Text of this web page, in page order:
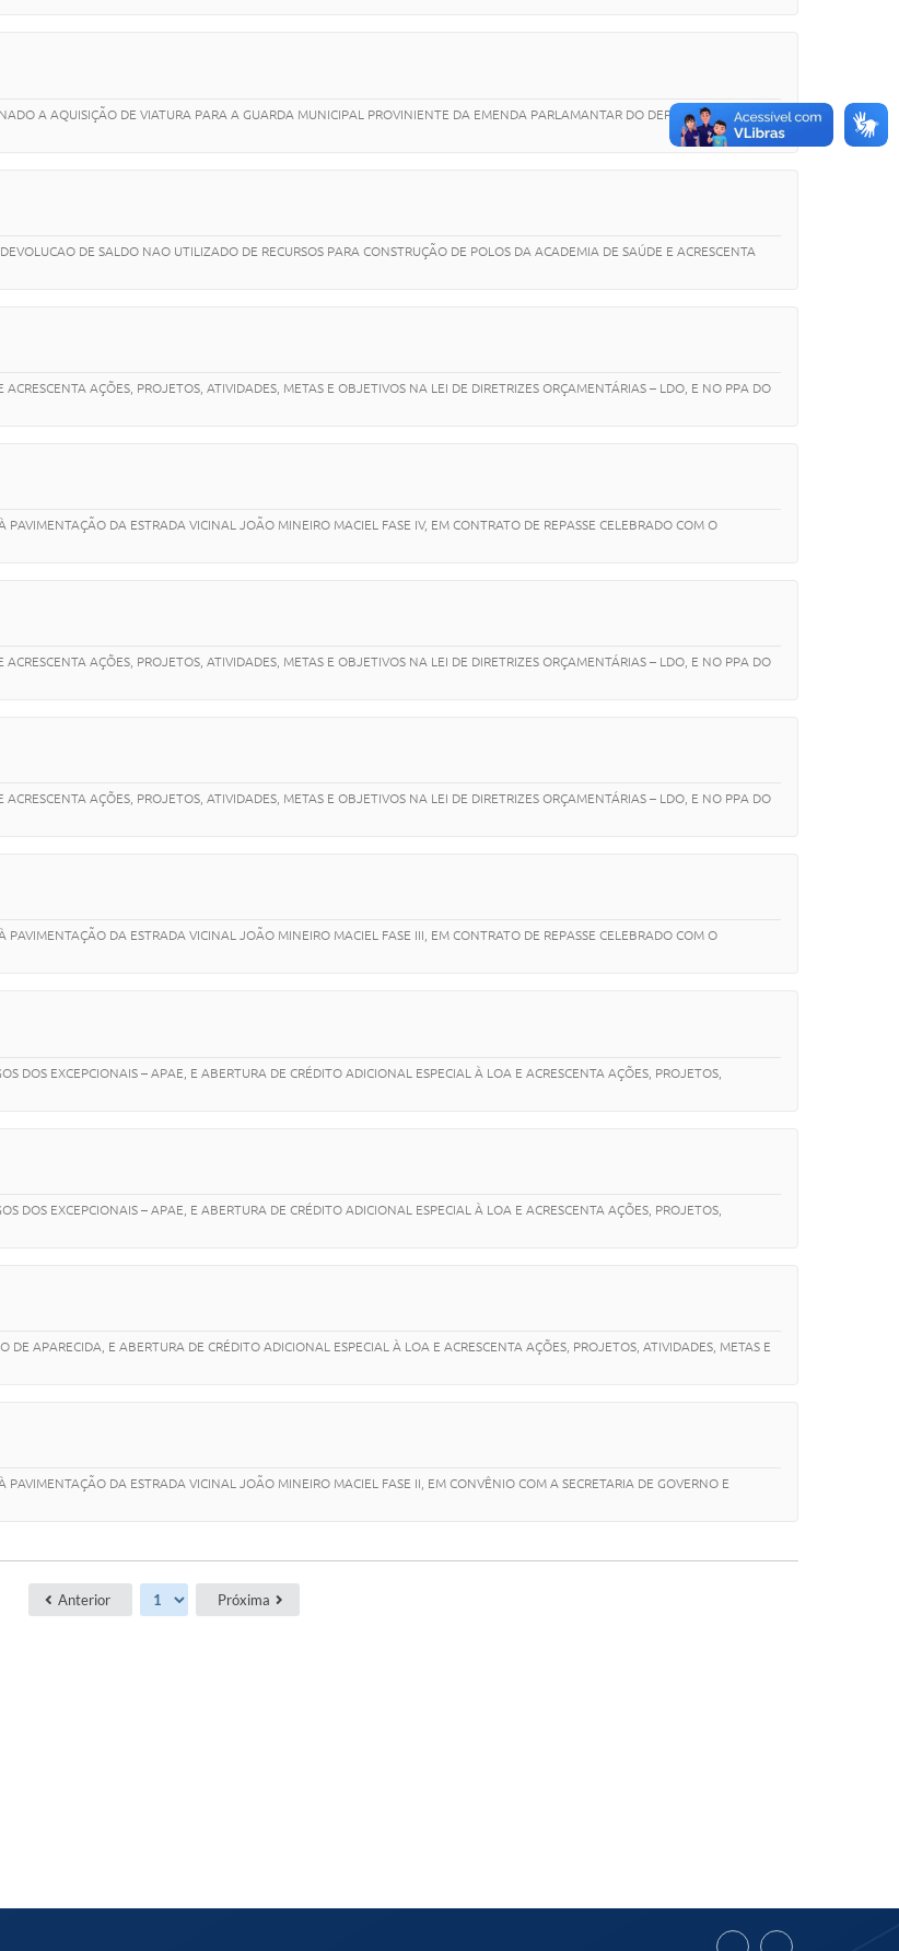
A AQUISIÇÃO DE VIATURA PARA A GUARDA MUNICIPAL PROVINIENTE DA EMENDA PARLAMANTAR DO DEPUTADO ESTADUAL
DE SALDO NAO UTILIZADO DE RECURSOS PARA CONSTRUÇÃO DE POLOS DA ACADEMIA DE SAÚDE E ACRESCENTA
AÇÕES, PROJETOS, ATIVIDADES, METAS E OBJETIVOS NA LEI DE DIRETRIZES ORÇAMENTÁRIAS – LDO, E NO PPA DO
DA ESTRADA VICINAL JOÃO MINEIRO MACIEL FASE IV, EM CONTRATO DE REPASSE CELEBRADO COM O
AÇÕES, PROJETOS, ATIVIDADES, METAS E OBJETIVOS NA LEI DE DIRETRIZES ORÇAMENTÁRIAS – LDO, E NO PPA DO
AÇÕES, PROJETOS, ATIVIDADES, METAS E OBJETIVOS NA LEI DE DIRETRIZES ORÇAMENTÁRIAS – LDO, E NO PPA DO
DA ESTRADA VICINAL JOÃO MINEIRO MACIEL FASE III, EM CONTRATO DE REPASSE CELEBRADO COM O
DOS EXCEPCIONAIS – APAE, E ABERTURA DE CRÉDITO ADICIONAL ESPECIAL À LOA E ACRESCENTA AÇÕES, PROJETOS,
DOS EXCEPCIONAIS – APAE, E ABERTURA DE CRÉDITO ADICIONAL ESPECIAL À LOA E ACRESCENTA AÇÕES, PROJETOS,
APARECIDA, E ABERTURA DE CRÉDITO ADICIONAL ESPECIAL À LOA E ACRESCENTA AÇÕES, PROJETOS, ATIVIDADES, METAS E
DA ESTRADA VICINAL JOÃO MINEIRO MACIEL FASE II, EM CONVÊNIO COM A SECRETARIA DE GOVERNO E
Anterior Próxima